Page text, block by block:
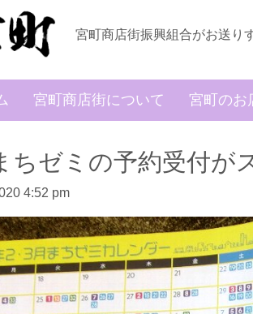
宮町商店街振興組合がお送り
宮町商店街について 宮町のお
ちゼミの予約受付が
4:52 pm